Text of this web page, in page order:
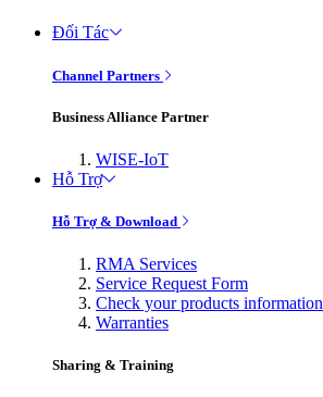
Đối Tác
Channel Partners
Business Alliance Partner
WISE-IoT
Hỗ Trợ
Hỗ Trợ & Download
RMA Services
Service Request Form
Check your products information
Warranties
Sharing & Training